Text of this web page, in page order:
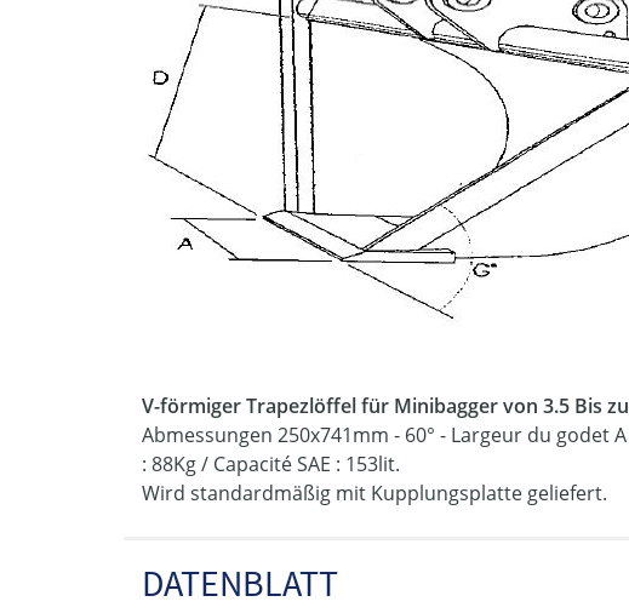
V-förmiger Trapezlöffel für Minibagger von 3.5 Bis
Abmessungen 250x741mm - 60° - Largeur du godet
: 88Kg / Capacité SAE : 153lit.
Wird standardmäßig mit Kupplungsplatte geliefert.
DATENBLATT